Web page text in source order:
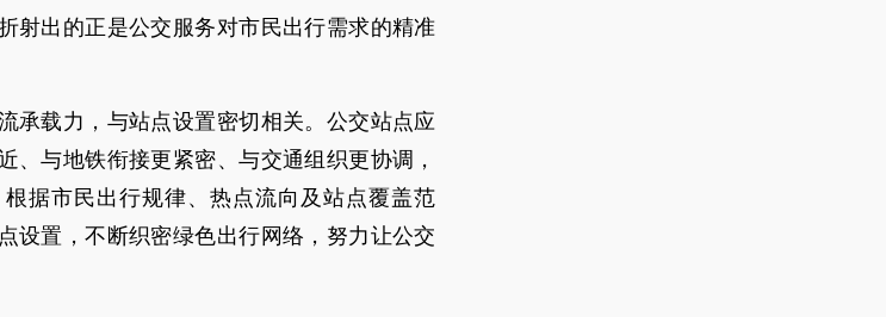
射出的正是公交服务对市民出行需求的精准
承载力，与站点设置密切相关。公交站点应
、与地铁衔接更紧密、与交通组织更协调，
据市民出行规律、热点流向及站点覆盖范
设置，不断织密绿色出行网络，努力让公交